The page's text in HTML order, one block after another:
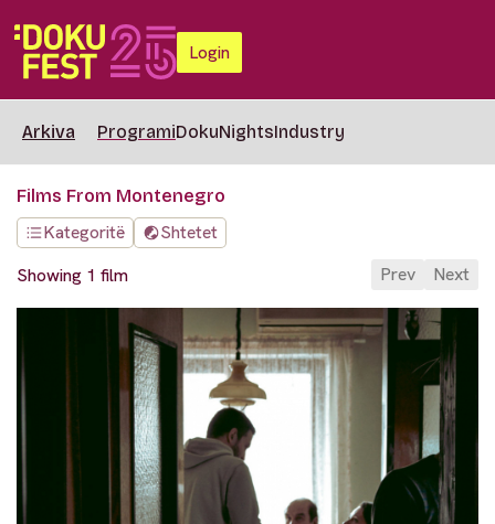
Login
Arkiva ProgramiDokuNightsIndustry
Films From Montenegro
Kategoritë
Shtetet
Showing 1 film
Prev Next